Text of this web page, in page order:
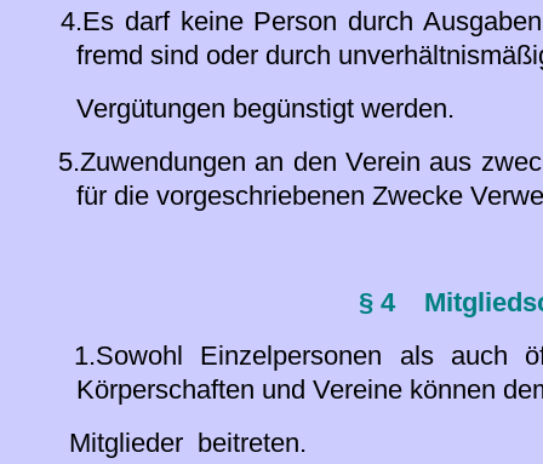
4.Es darf keine Person durch
fremd sind oder durch
Vergütungen begünstigt werden.
5.Zuwendungen an den Verein aus
für die vorgeschriebenen Zwecke
§ 4
1.Sowohl Einzelpersonen als auch
Körperschaften und Vereine können
Mitglieder beitreten.